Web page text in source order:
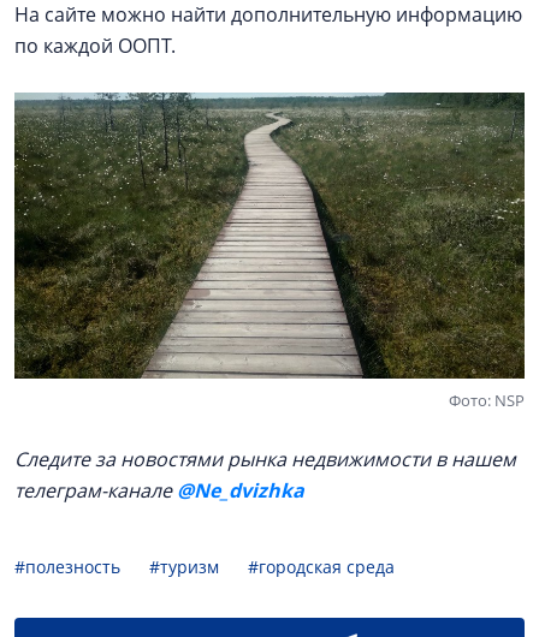
На сайте можно найти дополнительную информацию
по каждой ООПТ.
Фото: NSP
Следите за новостями рынка недвижимости в нашем
телеграм-канале@Ne_dvizhka
#полезность #туризм #городская среда